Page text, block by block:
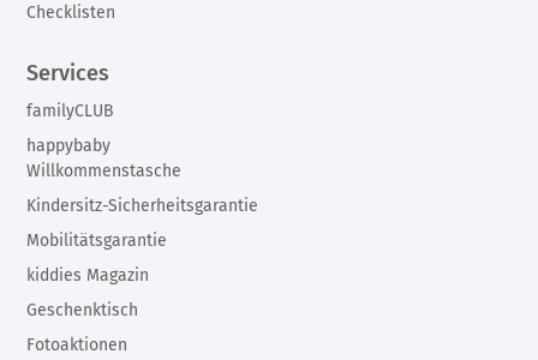
Checklisten
Services
familyCLUB
happybaby
Willkommenstasche
Kindersitz-Sicherheitsgarantie
Mobilitätsgarantie
kiddies Magazin
Geschenktisch
Fotoaktionen